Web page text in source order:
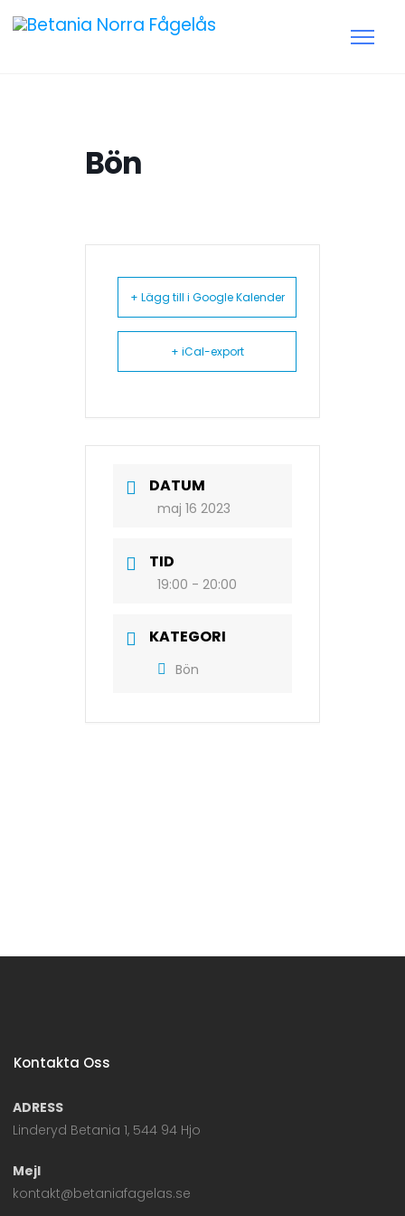
Bön
+ Lägg till i Google Kalender
+ iCal-export
DATUM
maj 16 2023
TID
19:00 - 20:00
KATEGORI
Bön
Kontakta Oss
ADRESS
Linderyd Betania 1, 544 94 Hjo
Mejl
kontakt@betaniafagelas.se